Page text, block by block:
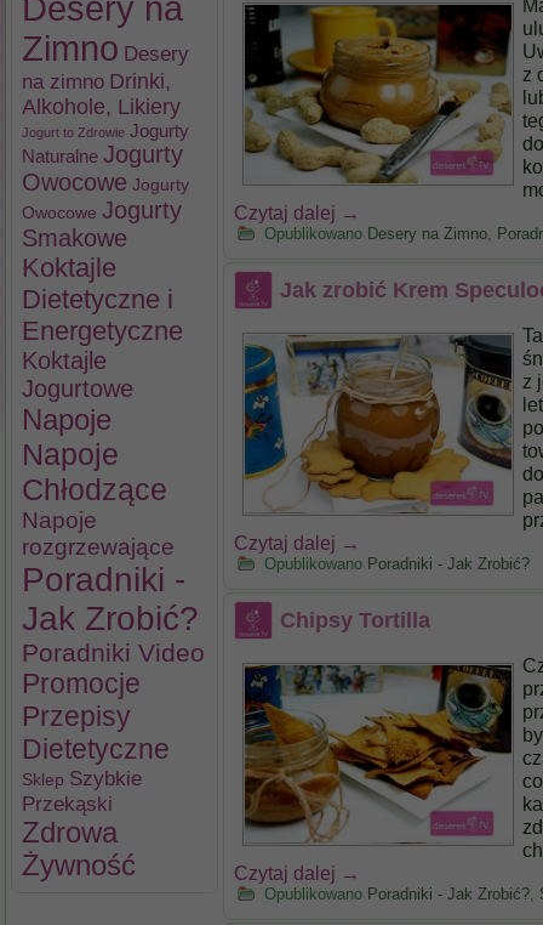
Desery na
Zimno Desery
na zimno Drinki,
Alkohole, Likiery
Jogurt to Zdrowie Jogurty
Naturalne Jogurty
Owocowe Jogurty
Owocowe Jogurty
Smakowe
Koktajle
Dietetyczne i
Energetyczne
Koktajle
Jogurtowe
Napoje
Napoje
Chłodzące
Napoje
rozgrzewające
Poradniki -
Jak Zrobić?
Poradniki Video
Promocje
Przepisy
Dietetyczne
Sklep Szybkie
Przekąski
Zdrowa
Żywność
z
Czytaj dalej →
Opublikowano Desery na Zimno,
Jak zrobić Krem
z
Czytaj dalej →
Opublikowano Poradniki - Jak Zrobić?
Chipsy Tortilla
Czytaj dalej →
Opublikowano Poradniki - Jak Zrobić?,